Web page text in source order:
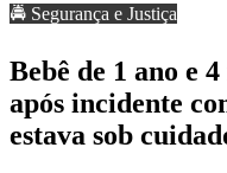
🚔 Segurança e Justiça
Bebê de 1 ano e
após incidente
estava sob